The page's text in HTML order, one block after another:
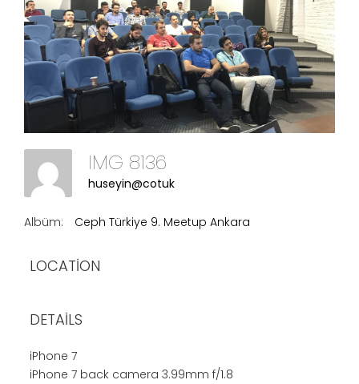
IMG 8136
huseyin@cotuk
Albüm: Ceph Türkiye 9. Meetup Ankara
LOCATION
DETAILS
iPhone 7
iPhone 7 back camera 3.99mm f/1.8